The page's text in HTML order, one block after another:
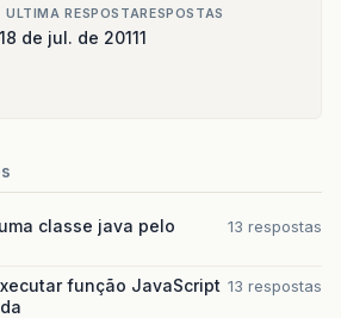
ULTIMA RESPOSTA
8 de jul. de 2011
RESPOSTAS
1
classe java pelo
13 respostas
função JavaScript 13 respostas